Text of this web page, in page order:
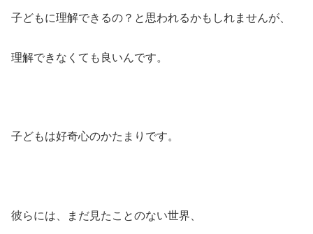
子どもに理解できるの？と思われるかもしれませんが、
理解できなくても良いんです。
子どもは好奇心のかたまりです。
彼らには、まだ見たことのない世界、